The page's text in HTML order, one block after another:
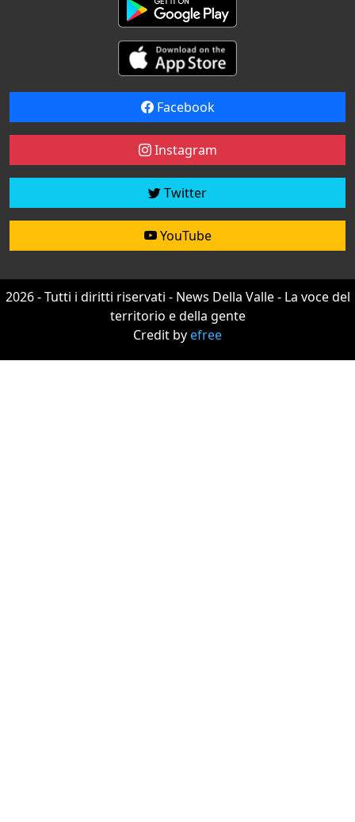
Facebook
Instagram
Twitter
YouTube
2026 - Tutti i diritti riservati - News Della Valle - La voce del
territorio e della gente
Credit byefree